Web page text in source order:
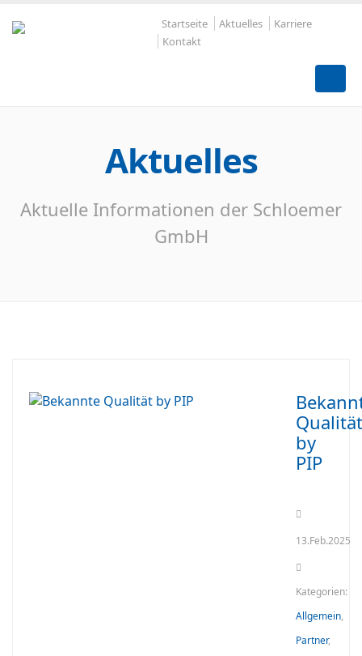
Startseite Aktuelles
Karriere
Kontakt
Aktuelles
Aktuelle Informationen der Schloemer
GmbH
Qualität
by
PIP
13.Feb.2025
Kategorien:
Allgemein,
Partner,